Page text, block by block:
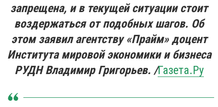
запрещена, и в текущей ситуации стоит
воздержаться от подобных шагов. Об
этом заявил агентству «Прайм» доцент
Института мировой экономики и бизнеса
РУДН Владимир Григорьев. /Газета.Ру